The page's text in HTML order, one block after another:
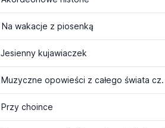
wakacje z piosenką
kujawiaczek
opowieści z całego świata cz.
choince